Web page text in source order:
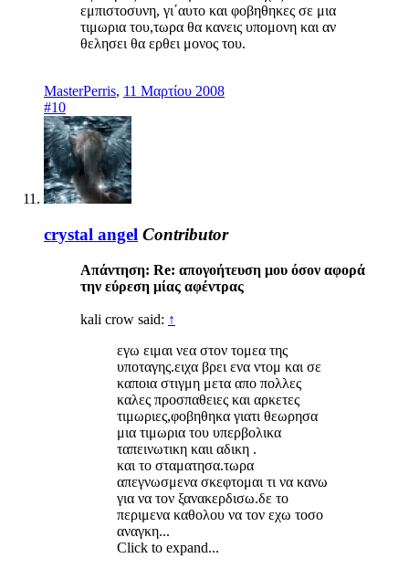
εμπιστοσυνη, γι΄αυτο και φοβηθηκες σε μια
τιμωρια του,τωρα θα κανεις υπομονη και αν
θελησει θα ερθει μονος του.
MasterPerris, 11 Μαρτίου 2008
#10
crystal angel Contributor
Απάντηση: Re: απογοήτευση μου όσον αφορά
την εύρεση μίας αφέντρας
kali crow said: ↑
εγω ειμαι νεα στον τομεα της
υποταγης.ειχα βρει ενα ντομ και σε
καποια στιγμη μετα απο πολλες
καλες προσπαθειες και αρκετες
τιμωριες,φοβηθηκα γιατι θεωρησα
μια τιμωρια του υπερβολικα
ταπεινωτικη καιι αδικη .
και το σταματησα.τωρα
απεγνωσμενα σκεφτομαι τι να κανω
για να τον ξανακερδισω.δε το
περιμενα καθολου να τον εχω τοσο
αναγκη...
Click to expand...